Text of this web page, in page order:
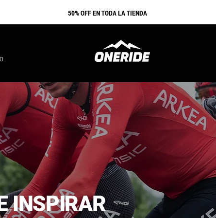
​50% OFF EN TODA LA TIENDA
INSPIRAR